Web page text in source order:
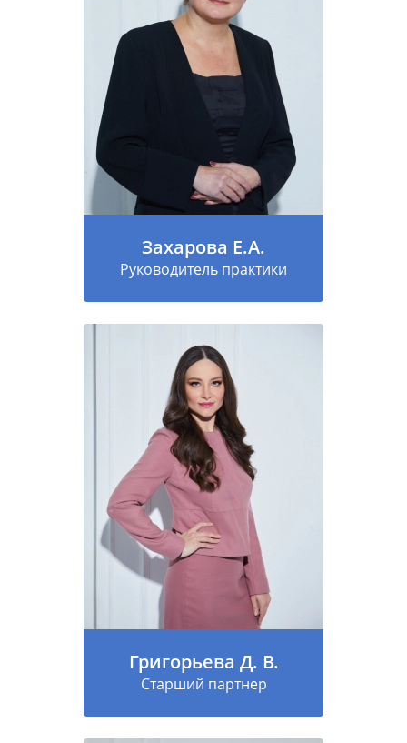
Захарова Е.А.
Руководитель практики
Григорьева Д. В.
Старший партнер